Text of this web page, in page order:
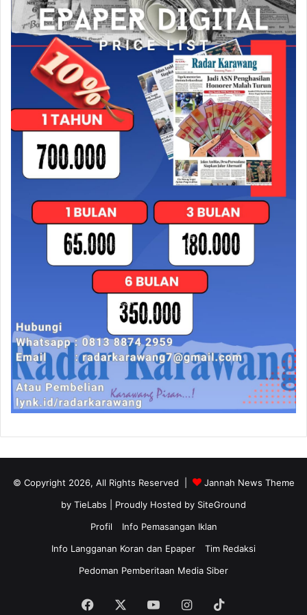
© Copyright 2026, All Rights Reserved |
Jannah News Theme
by TieLabs | Proudly Hosted by SiteGround
Profil
Info Pemasangan Iklan
Info Langganan Koran dan Epaper
Tim Redaksi
Pedoman Pemberitaan Media Siber
Facebook YouTubeInstagram